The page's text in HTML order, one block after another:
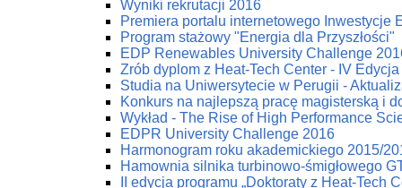
Wyniki rekrutacji 2016
Premiera portalu internetowego Inwestycje
Program stażowy "Energia dla Przyszłości"
EDP Renewables University Challenge
Zrób dyplom z Heat-Tech Center - IV
Studia na Uniwersytecie w Perugii -
Konkurs na najlepszą pracę magisterską i
Wykład - The Rise of High Performance
EDPR University Challenge 2016
Harmonogram roku akademickiego 2015/
Hamownia silnika turbinowo-śmigłowego
II edycja programu „Doktoraty z Heat-Tech